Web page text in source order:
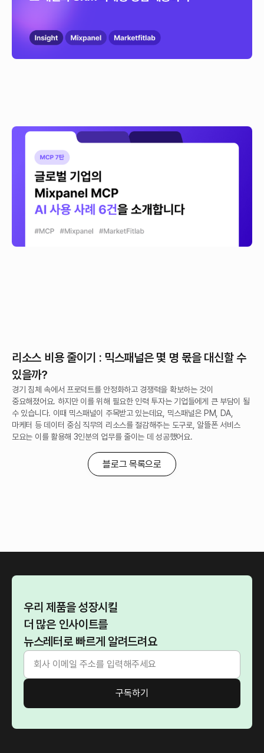
[MCP7탄] 글로벌 기업의 Mixpanel MCP AI 사용
사례 6건을 소개합니다
Mixpanel MCP를 도입한 글로벌 6개 회사의 실제 사례를 정리했어요.
헬스케어 스타트업 Ditto, 동남아 핀테크 DANA, 음악 테크 SKIO Music,
B2B SaaS Graffiti, 핀테크 Spritz Finance, 데이터 컨설턴트
Brainforge가 각자 다른 방식으로 데이터 병목을 풀어낸 이야기를 담았어요.
리소스 비용 줄이기 : 믹스패널은 몇 명 몫을 대신할 수
있을까?
경기 침체 속에서 프로덕트를 안정화하고 경쟁력을 확보하는 것이
중요해졌어요. 하지만 이를 위해 필요한 인력 투자는 기업들에게 큰 부담이 될
수 있습니다. 이때 믹스패널이 주목받고 있는데요, 믹스패널은 PM, DA,
마케터 등 데이터 중심 직무의 리소스를 절감해주는 도구로, 알뜰폰 서비스
모요는 이를 활용해 3인분의 업무를 줄이는 데 성공했어요.
블로그 목록으로
우리 제품을 성장시킬
더 많은 인사이트를
뉴스레터로 빠르게 알려드려요